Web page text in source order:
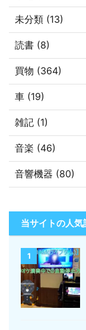
未分類 (13)
読書 (8)
買物 (364)
車 (19)
雑記 (1)
音楽 (46)
音響機器 (80)
当サイトの人気
1